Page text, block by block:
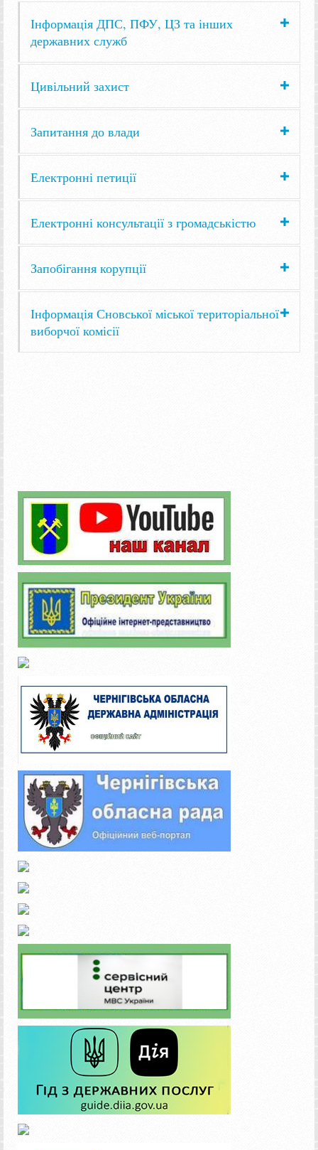
Інформація ДПС, ПФУ, ЦЗ та інших
державних служб
Цивільний захист
Запитання до влади
Електронні петиції
Електронні консультації з громадськістю
Запобігання корупції
Інформація Сновської міської територіальної
виборчої комісії